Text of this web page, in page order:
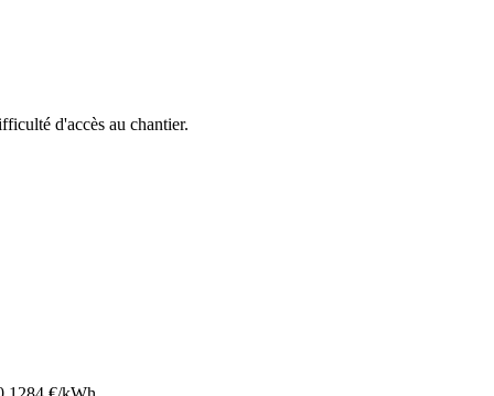
d'accès au chantier.